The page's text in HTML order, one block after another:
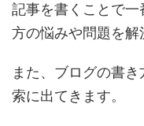
記事を書くことで
方の悩みや問題を解
また、ブログの書
索に出てきます。